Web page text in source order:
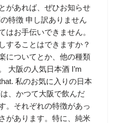
があれば、ぜひお知らせ
特徴 申し訳ありません
はお手伝いできません。
することはできますか？
についてとか、他の種類
大阪の人気日本酒 I’m
私のお気に入りの日本
、かつて大阪で飲んだ
。それぞれの特徴があっ
があります。特に、純米